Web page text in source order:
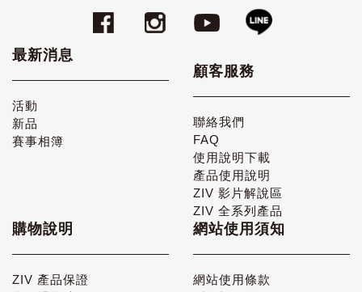
最新消息
活動
新品
賽事相簿
顧客服務
聯絡我們
FAQ
使用說明下載
產品使用說明
ZIV 影片解說區
ZIV 全系列產品
購物說明
ZIV 產品保證
網站使用須知
網站使用條款